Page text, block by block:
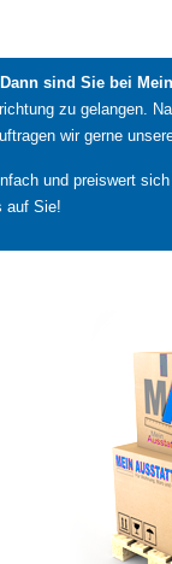
sind Sie bei
zu gelangen.
wir gerne
und preiswert
auf Sie!